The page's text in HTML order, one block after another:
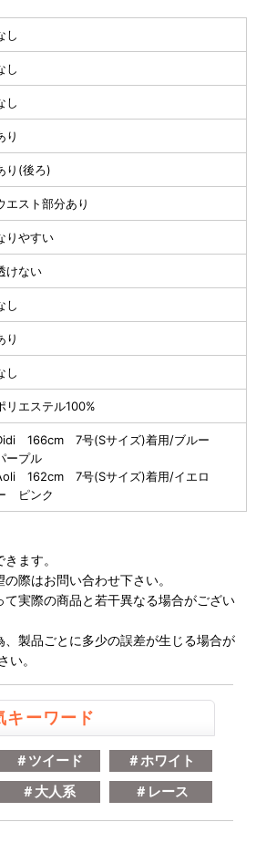
し
し
し
り
り(後ろ)
エスト部分あり
りやすい
けない
し
り
し
リエステル100%
166cm 7号(Sサイズ)着用/ブルー
ープル
162cm 7号(Sサイズ)着用/イエロ
ピンク
ます。
際はお問い合わせ下さい。
実際の商品と若干異なる場合がござい
製品ごとに多少の誤差が生じる場合が
い。
キーワード
＃ツイード
＃ホワイト
＃大人系 ＃レース